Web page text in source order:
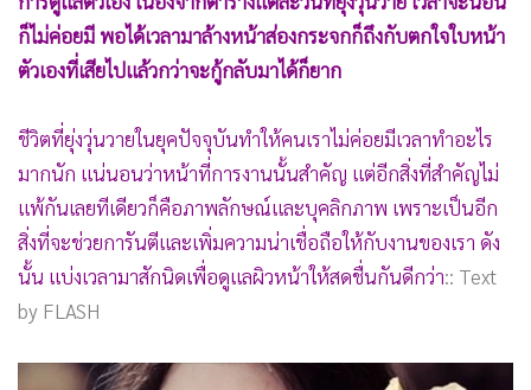
• ต่างประเทศ
• Special Scoop
• จีน
• ชุมชน-คุณภาพชีวิต
• อาชญากรรม
• Motoring
• เกม
• วิทยาศาสตร์
• SMEs
ก็ไม่ค่อยมี พอได้เวลามาล้างหน้าส่องกระจกก็ถึงกับตกใจใบหน้า
ตัวเองที่เสียไปแล้วกว่าจะกู้กลับมาได้ก็ยาก
ชีวิตที่ยุ่งวุ่นวายในยุคปัจจุบันทำให้คนเราไม่ค่อยมีเวลาทำอะไร
มากนัก แน่นอนว่าหน้าที่การงานนั้นสำคัญ แต่อีกสิ่งที่สำคัญไม่
แพ้กันเลยทีเดียวก็คือภาพลักษณ์และบุคลิกภาพ เพราะเป็นอีก
สิ่งที่จะช่วยการันตีและเพิ่มความน่าเชื่อถือให้กับงานของเรา ดัง
นั้น แบ่งเวลามาสักนิดเพื่อดูแลผิวหน้าให้สดชื่นกันดีกว่า:: Text
by FLASH